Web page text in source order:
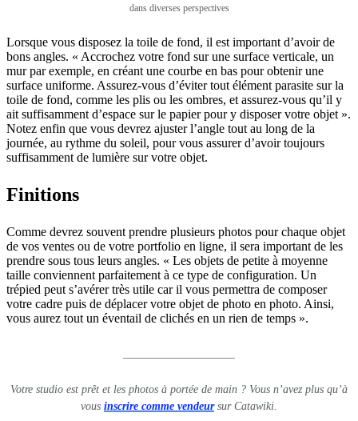
dans diverses perspectives
Lorsque vous disposez la toile de fond, il est important d’avoir de
bons angles. « Accrochez votre fond sur une surface verticale, un
mur par exemple, en créant une courbe en bas pour obtenir une
surface uniforme. Assurez-vous d’éviter tout élément parasite sur la
toile de fond, comme les plis ou les ombres, et assurez-vous qu’il y
ait suffisamment d’espace sur le papier pour y disposer votre objet ».
Notez enfin que vous devrez ajuster l’angle tout au long de la
journée, au rythme du soleil, pour vous assurer d’avoir toujours
suffisamment de lumière sur votre objet.
Finitions
Comme devrez souvent prendre plusieurs photos pour chaque objet
de vos ventes ou de votre portfolio en ligne, il sera important de les
prendre sous tous leurs angles. « Les objets de petite à moyenne
taille conviennent parfaitement à ce type de configuration. Un
trépied peut s’avérer très utile car il vous permettra de composer
votre cadre puis de déplacer votre objet de photo en photo. Ainsi,
vous aurez tout un éventail de clichés en un rien de temps ».
Votre studio est prêt et les photos à portée de main ? Vous n’avez plus qu’à
vous inscrire comme vendeursur Catawiki.